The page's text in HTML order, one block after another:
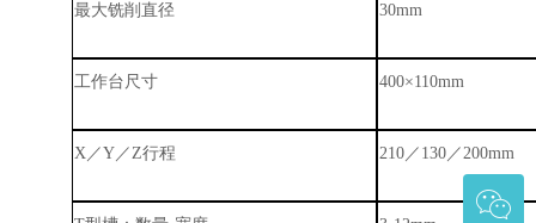
最大铣削直径 30mm
工作台尺寸 400×110mm
X／Y／Z行程 210／ 130／200mm